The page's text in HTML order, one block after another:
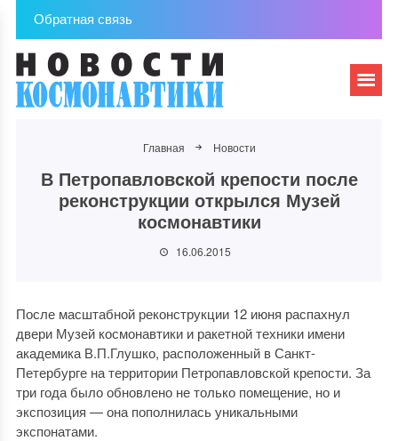
Обратная связь
Главная Новости
В Петропавловcкой крепости после
реконструкции открылся Музей
космонавтики
16.06.2015
После масштабной реконструкции 12 июня распахнул
двери Музей космонавтики и ракетной техники имени
академика В.П.Глушко, расположенный в Санкт-
Петербурге на территории Петропавловской крепости. За
три года было обновлено не только помещение, но и
экспозиция — она пополнилась уникальными
экспонатами.